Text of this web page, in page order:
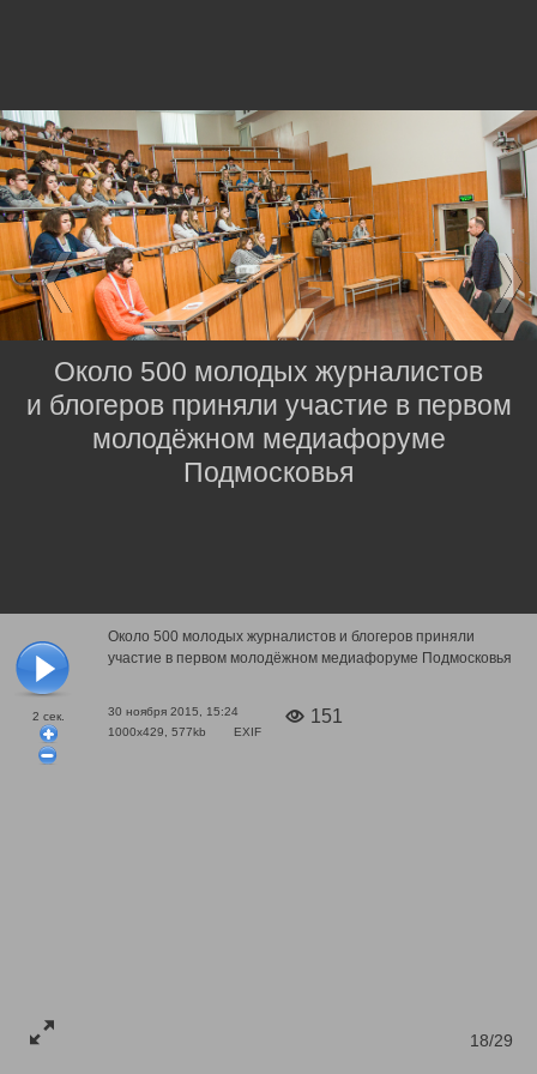
2 сек.
Около 500 молодых журналистов и блогеров приняли
участие в первом молодёжном медиафоруме Подмосковья
30 ноября 2015, 15:24
1000x429, 577kb
EXIF
151
18/29
Около 500 молодых журналистов
и блогеров приняли участие в первом
молодёжном медиафоруме
Подмосковья